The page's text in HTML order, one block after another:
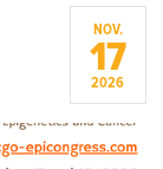
NOV.
17
2026